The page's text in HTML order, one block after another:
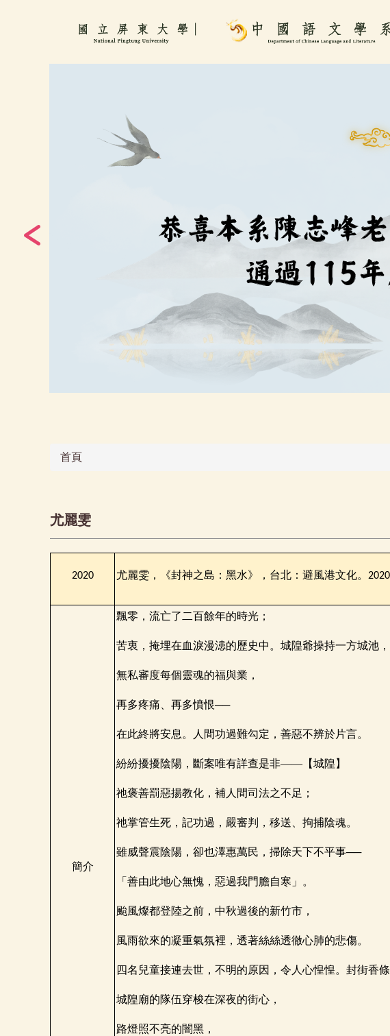
首頁
尤麗雯
2020 尤麗雯，《封神之島：黑水》，台北：避風港文化。 2020
簡介
飄零，流亡了二百餘年的時光；
苦衷，掩埋在血淚漫漶的歷史中。城隍爺操持一方城池，
無私審度每個靈魂的福與業，
再多疼痛、再多憤恨──
在此終將安息。人間功過難勾定，善惡不辨於片言。
紛紛擾擾陰陽，斷案唯有詳查是非——【城隍】
祂褒善罰惡揚教化，補人間司法之不足；
祂掌管生死，記功過，嚴審判，移送、拘捕陰魂。
雖威聲震陰陽，卻也澤惠萬民，掃除天下不平事──
「善由此地心無愧，惡過我門膽自寒」。
颱風燦都登陸之前，中秋過後的新竹市，
風雨欲來的凝重氣氛裡，透著絲絲透徹心肺的悲傷。
四名兒童接連去世，不明的原因，令人心惶惶。封街香
城隍廟的隊伍穿梭在深夜的街心，
路燈照不亮的闇黑，